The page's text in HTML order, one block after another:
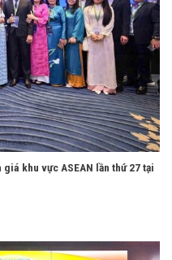
khu vực ASEAN lần thứ 27 tại